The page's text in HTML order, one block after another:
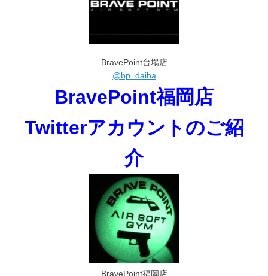
BravePoint台場店
@bp_daiba
BravePoint福岡店
Twitterアカウントのご紹
介
BravePoint福岡店